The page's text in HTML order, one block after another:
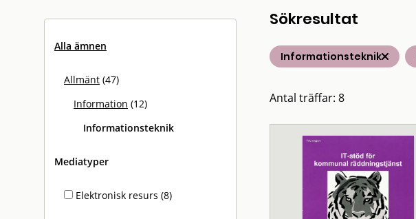
Alla ämnen
Allmänt (47)
Information (12)
Informationsteknik
Mediatyper
Elektronisk resurs (8)
Sökresultat
Informationsteknik
Antal träffar: 8